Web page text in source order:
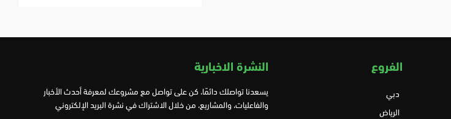
الفروع
دبي
الرياض
النشرة الاخبارية
يسعدنا تواصلك دائمًا، كن على تواصل مع مشروعك لمعرفة أحدث الأخبار
والفاعليات، والمشاريع، من خلال الاشتراك في نشرة البريد الإلكتروني